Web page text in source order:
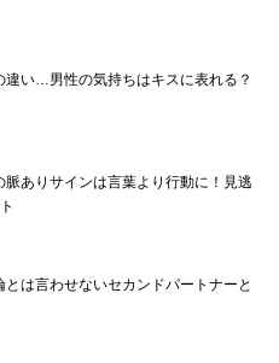
違い…男性の気持ちはキスに表れる？
脈ありサインは言葉より行動に！見逃
とは言わせないセカンドパートナーと